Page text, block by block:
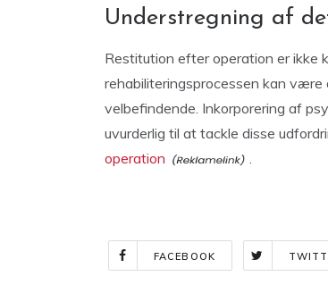
Understregning af
Restitution efter operation er ikke
rehabiliteringsprocessen kan
velbefindende. Inkorporering af
uvurderlig til at tackle disse
operation
.
FACEBOOK